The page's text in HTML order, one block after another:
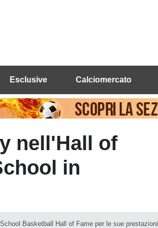
Esclusive Calciomercato
nell'Hall of
in
Basketball Hall of Fame per le sue prestazioni